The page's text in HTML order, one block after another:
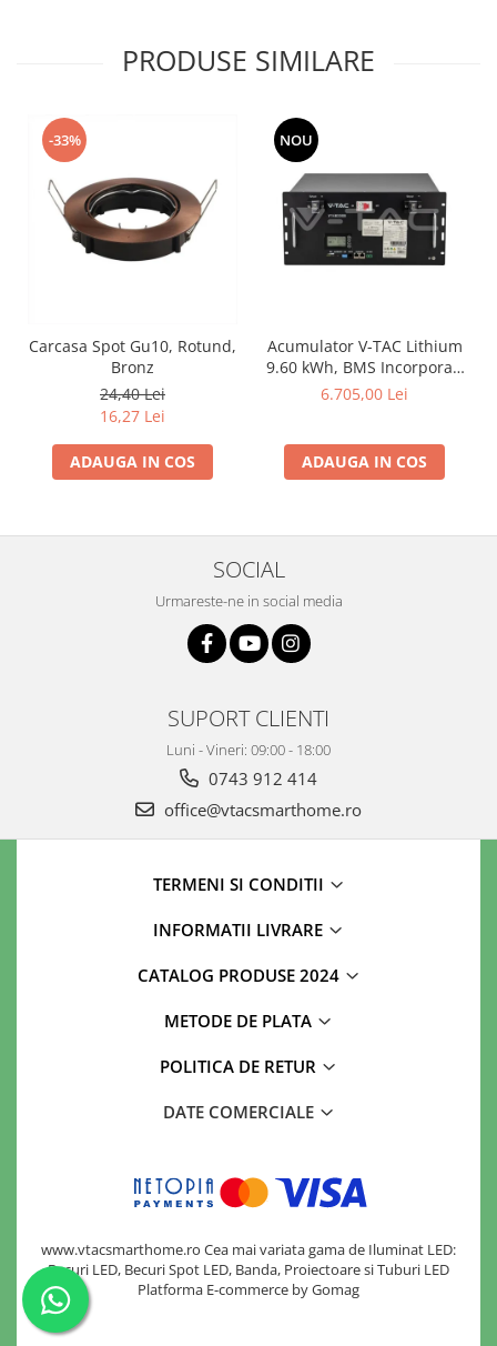
PRODUSE SIMILARE
-33%
Carcasa Spot Gu10, Rotund,
Bronz
24,40 Lei
16,27 Lei
ADAUGA IN COS
NOU
Acumulator V-TAC Lithium
9.60 kWh, BMS Incorporat,
Pentru Invertor Solar
6.705,00 Lei
ADAUGA IN COS
SOCIAL
Urmareste-ne in social media
SUPORT CLIENTI
Luni - Vineri: 09:00 - 18:00
0743 912 414
office@vtacsmarthome.ro
TERMENI SI CONDITII
INFORMATII LIVRARE
CATALOG PRODUSE 2024
METODE DE PLATA
POLITICA DE RETUR
DATE COMERCIALE
www.vtacsmarthome.ro Cea mai variata gama de Iluminat LED:
Becuri LED, Becuri Spot LED, Banda, Proiectoare si Tuburi LED
Platforma E-commerce by Gomag